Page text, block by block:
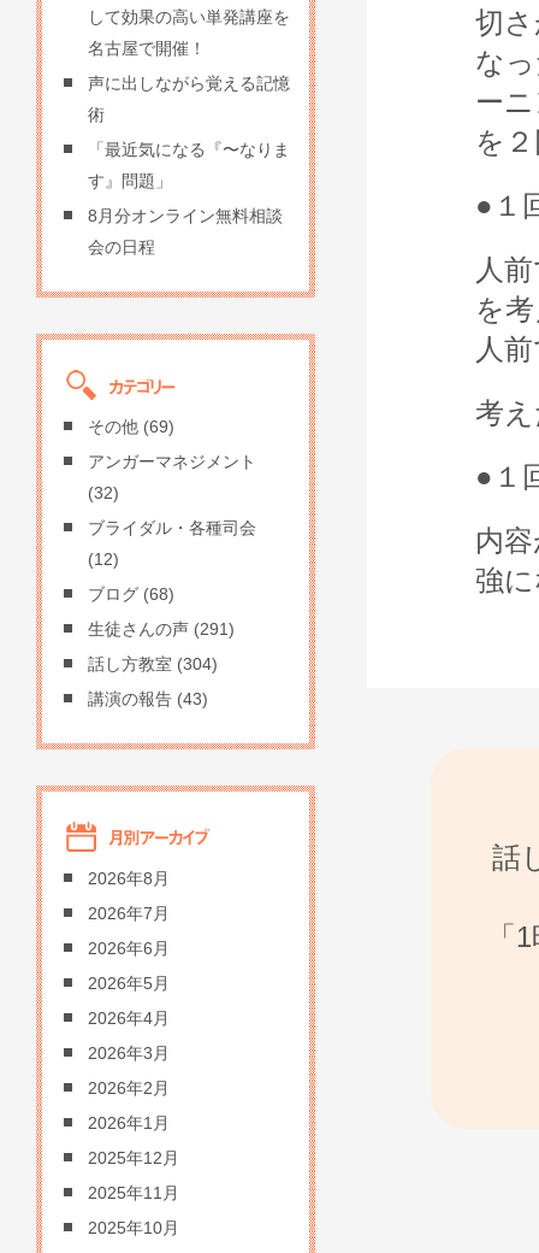
切
な
ー
を
●１
人
を
人
考
●１
内
強
話
「
して効果の高い単発講座を
名古屋で開催！
声に出しながら覚える記憶
術
「最近気になる『〜なりま
す』問題」
8月分オンライン無料相談
会の日程
その他 (69)
アンガーマネジメント
(32)
ブライダル・各種司会
(12)
ブログ (68)
生徒さんの声 (291)
話し方教室 (304)
講演の報告 (43)
2026年8月
2026年7月
2026年6月
2026年5月
2026年4月
2026年3月
2026年2月
2026年1月
2025年12月
2025年11月
2025年10月